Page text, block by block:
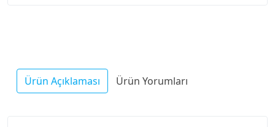
Ürün Açıklaması Ürün Yorumları